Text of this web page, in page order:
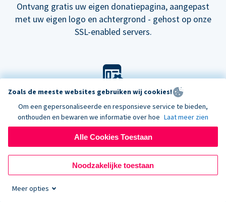
Ontvang gratis uw eigen donatiepagina, aangepast
met uw eigen logo en achtergrond - gehost op onze
SSL-enabled servers.
Pas je look aan
Kies onze standaard lay-out voor donatieformulieren
of probeer onzenieuwedonatiepagina's.
Zoals de meeste websites gebruiken wij cookies!
Om een gepersonaliseerde en responsieve service te bieden,
onthouden en bewaren we informatie over hoe Laat meer zien
Alle Cookies Toestaan
Noodzakelijke toestaan
Meer opties